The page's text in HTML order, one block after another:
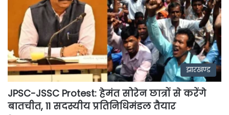
झारखण्ड
JPSC-JSSC Protest: हेमंत सोरेन छात्रों से करेंगे
बातचीत, 11 सदस्यीय प्रतिनिधिमंडल तैयार